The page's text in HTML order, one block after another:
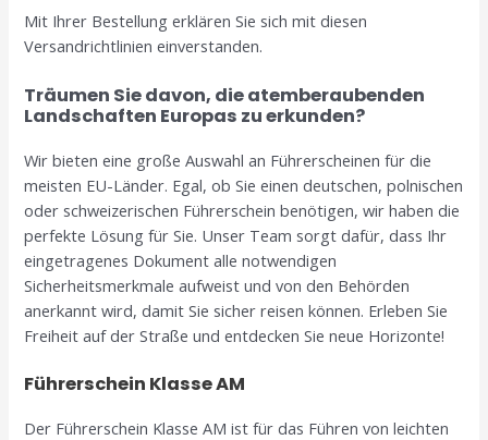
Mit Ihrer Bestellung erklären Sie sich mit diesen
Versandrichtlinien einverstanden.
Träumen Sie davon, die atemberaubenden
Landschaften Europas zu erkunden?
Wir bieten eine große Auswahl an Führerscheinen für die
meisten EU-Länder. Egal, ob Sie einen deutschen, polnischen
oder schweizerischen Führerschein benötigen, wir haben die
perfekte Lösung für Sie. Unser Team sorgt dafür, dass Ihr
eingetragenes Dokument alle notwendigen
Sicherheitsmerkmale aufweist und von den Behörden
anerkannt wird, damit Sie sicher reisen können. Erleben Sie
Freiheit auf der Straße und entdecken Sie neue Horizonte!
Führerschein Klasse AM
Der Führerschein Klasse AM ist für das Führen von leichten